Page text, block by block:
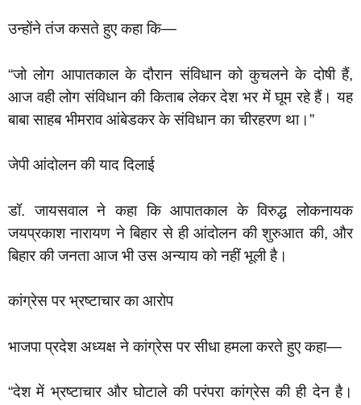
उन्होंने तंज कसते हुए कहा कि—
“जो लोग आपातकाल के दौरान संविधान को कुचलने के दोषी हैं,
आज वही लोग संविधान की किताब लेकर देश भर में घूम रहे हैं। यह
बाबा साहब भीमराव आंबेडकर के संविधान का चीरहरण था।”
जेपी आंदोलन की याद दिलाई
डॉ. जायसवाल ने कहा कि आपातकाल के विरुद्ध लोकनायक
जयप्रकाश नारायण ने बिहार से ही आंदोलन की शुरुआत की, और
बिहार की जनता आज भी उस अन्याय को नहीं भूली है।
कांग्रेस पर भ्रष्टाचार का आरोप
भाजपा प्रदेश अध्यक्ष ने कांग्रेस पर सीधा हमला करते हुए कहा—
“देश में भ्रष्टाचार और घोटाले की परंपरा कांग्रेस की ही देन है।